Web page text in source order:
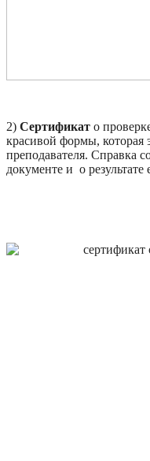
2) Сертификат о
красивой формы, которая
преподавателя. Справка
документе и о результате